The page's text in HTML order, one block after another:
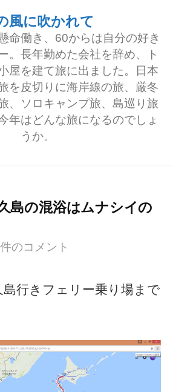
風に吹かれて
命働き、60からは自分の好き
。長年勤めた会社を辞め、ト
屋を建て旅に出ました。日本
を皮切りに海岸線の旅、厳冬
、ソロキャンプ旅、島巡り旅
年はどんな旅になるのでしょ
うか。
島の混浴はムナシイの
のコメント
島行きフェリー乗り場まで